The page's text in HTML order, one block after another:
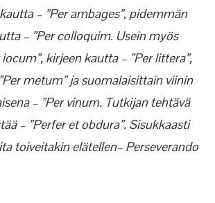
– ”Per ambages”, pidemmän
– ”Per colloquim. Usein myös
kirjeen kautta – ”Per littera”,
metum” ja suomalaisittain viinin
– ”Per vinum. Tutkijan tehtävä
– ”Perfer et obdura”. Sisukkaasti
toiveitakin elätellen– Perseverando